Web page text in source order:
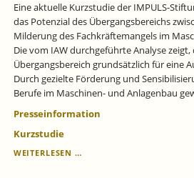
Eine aktuelle Kurzstudie der IMPULS-
das Potenzial des Übergangsbereichs
Milderung des Fachkräftemangels im
Die vom IAW durchgeführte Analyse zeigt,
Übergangsbereich grundsätzlich für eine
Durch gezielte Förderung und
Berufe im Maschinen- und Anlagenbau
Presseinformation
Kurzstudie
WEITERLESEN …